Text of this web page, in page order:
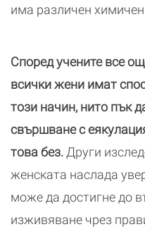
има различен
Според учените все
всички жени имат
този начин, нито пък
свършване с
това без. Други
женската наслада
може да достигне до
изживяване чрез